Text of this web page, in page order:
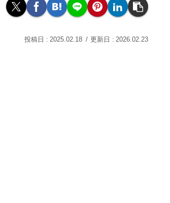
2025.02.18 2026.02.23